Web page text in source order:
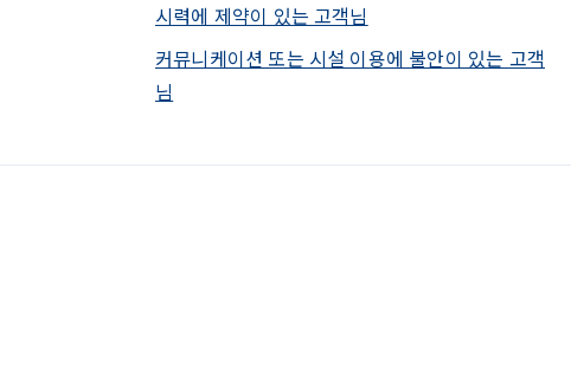
시력에 제약이 있는 고객님
커뮤니케이션 또는 시설 이용에 불안이 있는 고객
님